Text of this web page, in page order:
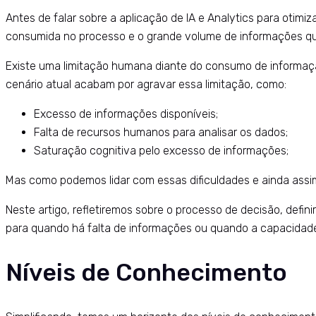
Antes de falar sobre a aplicação de IA e Analytics para
consumida no processo e o grande volume de informações
Existe uma limitação humana diante do consumo de
cenário atual acabam por agravar essa limitação, como:
Excesso de informações disponíveis;
Falta de recursos humanos para analisar os dados;
Saturação cognitiva pelo excesso de informações;
Mas como podemos lidar com essas dificuldades e ainda
Neste artigo, refletiremos sobre o processo de decisão,
para quando há falta de informações ou quando a
Níveis de Conhecimento